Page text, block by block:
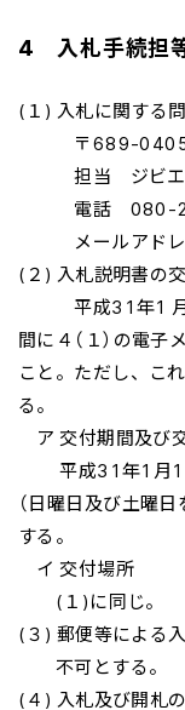
4 入札手続担
(１) 入札に関する
〒689-0405
担当 ジビエコ
電話 080-
メールアドレ
(２) 入札説明書の
平成31年1 月15
間に４（１）の電
こと。ただし、こ
る。
ア 交付期間及び
平成31年1月15
（日曜日及び土曜
する。
イ 交付場所
(１)に同じ。
(３) 郵便等による
不可とする。
(４) 入札及び開札